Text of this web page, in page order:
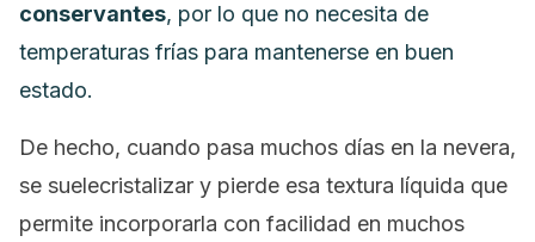
conservantes, por lo que no necesita de
temperaturas frías para mantenerse en buen
estado.
De hecho, cuando pasa muchos días en la nevera,
se suelecristalizar y pierde esa textura líquida que
permite incorporarla con facilidad en muchos